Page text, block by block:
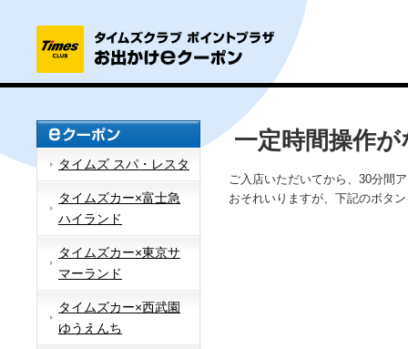
タイムズ スパ・レスタ
タイムズカー×富士急
ハイランド
タイムズカー×東京サ
マーランド
タイムズカー×西武園
ゆうえんち
一定時間操作
ご入店いただいてから、30分間
おそれいりますが、下記のボタ